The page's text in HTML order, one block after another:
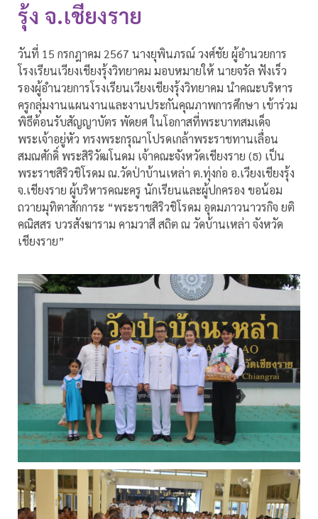
รุ้ง จ.เชียงราย
วันที่ 15 กรกฎาคม 2567 นางยุพินภรณ์ วงศ์ชัย ผู้อำนวยการ
โรงเรียนเวียงเชียงรุ้งวิทยาคม มอบหมายให้ นายจรัล ฟังเร็ว
รองผู้อำนวยการโรงเรียนเวียงเชียงรุ้งวิทยาคม นำคณะบริหาร
ครูกลุ่มงานแผนงานและงานประกันคุณภาพการศึกษา เข้าร่วม
พิธีต้อนรับสัญญาบัตร พัดยศ ในโอกาสที่พระบาทสมเด็จ
พระเจ้าอยู่หัว ทรงพระกรุณาโปรดเกล้าพระราชทานเลื่อน
สมณศักดิ์ พระสิริวัฒโนดม เจ้าคณะจังหวัดเชียงราย (ธ) เป็น
พระราชสิริวชิโรดม ณ.วัดป่าบ้านเหล่า ต.ทุ่งก่อ อ.เวียงเชียงรุ้ง
จ.เชียงราย ผู้บริหารคณะครู นักเรียนและผู้ปกครอง ขอน้อม
ถวายมุทิตาสักการะ “พระราชสิริวชิโรดม อุดมภาวนาวรกิจ ยติ
คณิสสร บวรสังฆาราม คามวาสี สถิต ณ วัดบ้านเหล่า จังหวัด
เชียงราย”